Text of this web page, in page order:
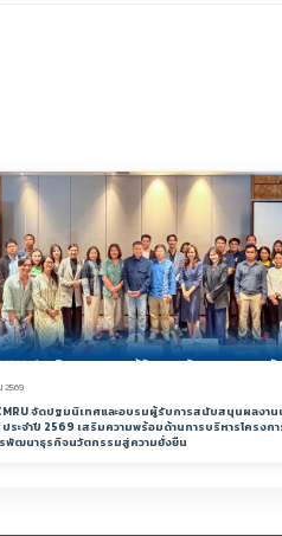
2569
จัดปฐมนิเทศและอบรมผู้รับการสนับสนุนผลงา
ระจำปี 2569 เสริมความพร้อมด้านการบริหารโครงกา
รพัฒนาธุรกิจนวัตกรรมสู่ความยั่งยืน